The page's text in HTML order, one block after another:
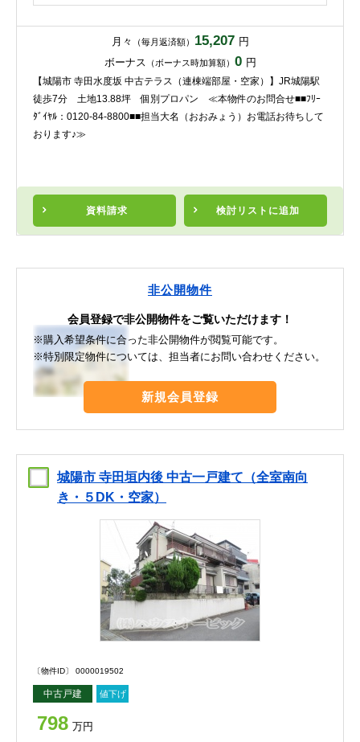
月々 （毎月返済額） 15,207 円
ボーナス （ボーナス時加算額） 0 円
資料請求 検討リスト に追加
【城陽市 寺田水度坂 中古テラス（連棟端部屋・空家）】JR城陽駅
徒歩7分 土地13.88坪 個別プロパン ≪本物件のお問合せ■■ﾌﾘｰ
ﾀﾞｲﾔﾙ：0120-84-8800■■担当大名（おおみょう）お電話お待ちして
おります♪≫
非公開物件
会員登録で非公開物件をご覧いただけます！
※購入希望条件に合った非公開物件が閲覧可能です。
※特別限定物件については、担当者にお問い合わせください。
新規会員登録
城陽市 寺田垣内後 中古一戸建て（全室南向
き・５DK・空家）
〔物件ID〕 0000019502
中古戸建 値下げ
798 万円